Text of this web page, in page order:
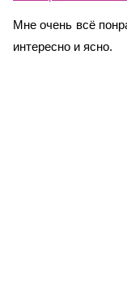
Мне очень всё
интересно и ясно.